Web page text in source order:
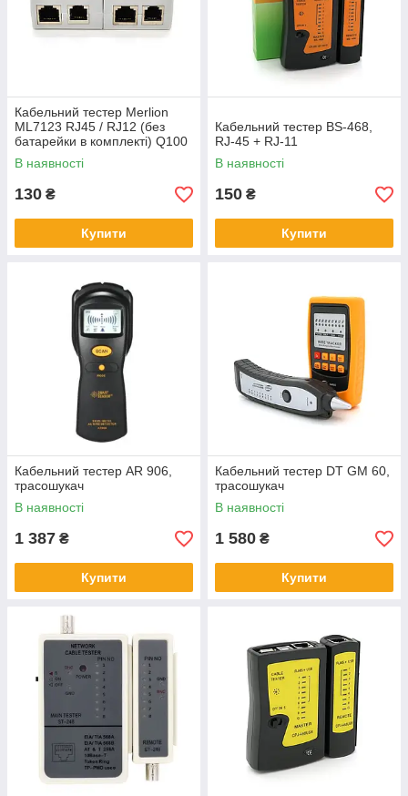
Кабельний тестер Merlion
ML7123 RJ45 / RJ12 (без
батарейки в комплекті) Q100
В наявності
130 ₴
Купити
Кабельний тестер BS-468,
RJ-45 + RJ-11
В наявності
150 ₴
Купити
Кабельний тестер AR 906,
трасошукач
В наявності
1 387 ₴
Купити
Кабельний тестер DT GM 60,
трасошукач
В наявності
1 580 ₴
Купити